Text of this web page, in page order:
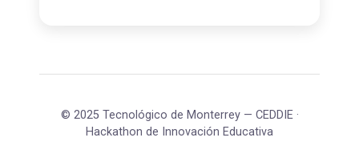
© 2025 Tecnológico de Monterrey — CEDDIE ·
Hackathon de Innovación Educativa